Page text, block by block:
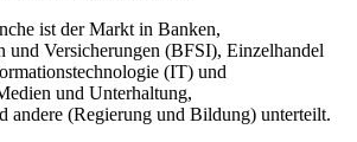
ist der Markt in Banken,
und Versicherungen (BFSI), Einzelhandel
(IT) und
und Unterhaltung,
andere (Regierung und Bildung) unterteilt.